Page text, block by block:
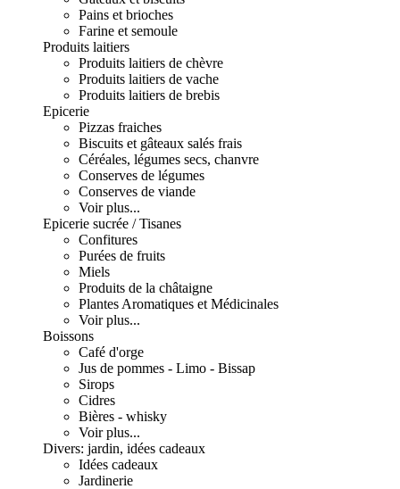
Pains et brioches
Farine et semoule
Produits laitiers
Produits laitiers de chèvre
Produits laitiers de vache
Produits laitiers de brebis
Epicerie
Pizzas fraiches
Biscuits et gâteaux salés frais
Céréales, légumes secs, chanvre
Conserves de légumes
Conserves de viande
Voir plus...
Epicerie sucrée / Tisanes
Confitures
Purées de fruits
Miels
Produits de la châtaigne
Plantes Aromatiques et Médicinales
Voir plus...
Boissons
Café d'orge
Jus de pommes - Limo - Bissap
Sirops
Cidres
Bières - whisky
Voir plus...
Divers: jardin, idées cadeaux
Idées cadeaux
Jardinerie